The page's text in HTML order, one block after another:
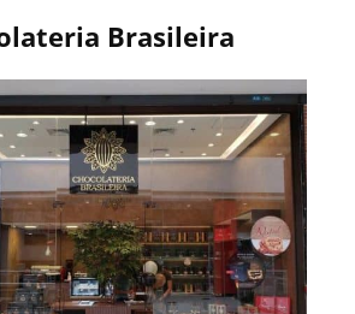
Brasileira